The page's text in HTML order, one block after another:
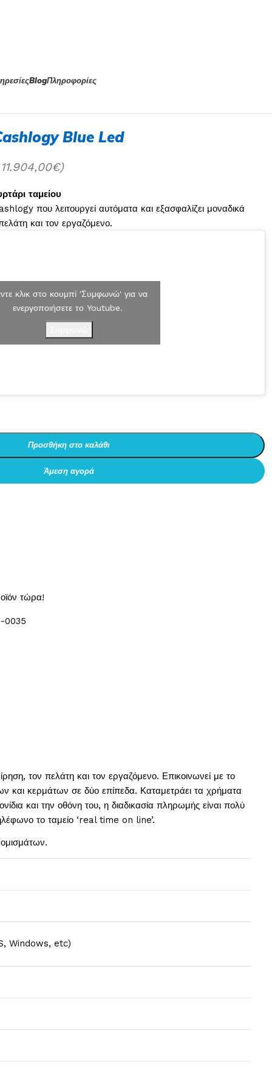
BlogΠληροφορίες
Blue Led
11.904,00€)
ταμείου
που λειτουργεί αυτόματα και εξασφαλίζει μοναδικά
και τον εργαζόμενο.
κλικ στο κουμπί 'Συμφωνώ' για να
ενεργοποιήσετε το Youtube.
Προσθήκη στο καλάθι
Άμεση αγορά
τώρα!
0035
τον πελάτη και τον εργαζόμενο. Επικοινωνεί με το
και κερμάτων σε δύο επίπεδα. Καταμετράει τα χρήματα
και την οθόνη του, η διαδικασία πληρωμής είναι πολύ
το ταμείο ‘real time on line’.
Windows, etc)